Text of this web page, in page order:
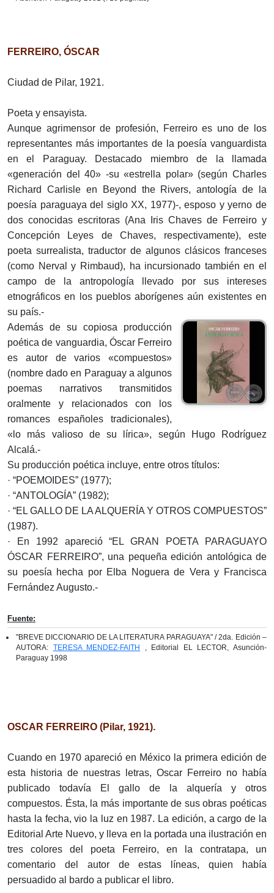
FERREIRO, ÓSCAR
Ciudad de Pilar, 1921.
Poeta y ensayista.
Aunque agrimensor de profesión, Ferreiro es uno de los
representantes más importantes de la poesía vanguardista
en el Paraguay. Destacado miembro de la llamada
«generación del 40» -su «estrella polar» (según Charles
Richard Carlisle en Beyond the Rivers, antología de la
poesía paraguaya del siglo XX, 1977)-, esposo y yerno de
dos conocidas escritoras (Ana Iris Chaves de Ferreiro y
Concepción Leyes de Chaves, respectivamente), este
poeta surrealista, traductor de algunos clásicos franceses
(como Nerval y Rimbaud), ha incursionado también en el
campo de la antropología llevado por sus intereses
etnográficos en los pueblos aborígenes aún existentes en
su país.-
Además de su copiosa producción
poética de vanguardia, Óscar Ferreiro
es autor de varios «compuestos»
(nombre dado en Paraguay a algunos
poemas narrativos transmitidos
oralmente y relacionados con los
romances españoles tradicionales),
«lo más valioso de su lírica», según Hugo Rodríguez
Alcalá.-
Su producción poética incluye, entre otros títulos:
· “POEMOIDES” (1977);
· “ANTOLOGÍA” (1982);
· “EL GALLO DE LA ALQUERÍA Y OTROS COMPUESTOS”
(1987).
· En 1992 apareció “EL GRAN POETA PARAGUAYO
ÓSCAR FERREIRO”, una pequeña edición antológica de
su poesía hecha por Elba Noguera de Vera y Francisca
Fernández Augusto.-
Fuente:
"BREVE DICCIONARIO DE LA LITERATURA PARAGUAYA" / 2da. Edición –
AUTORA: TERESA MENDEZ-FAITH
, Editorial EL LECTOR, Asunción-
Paraguay 1998
OSCAR FERREIRO (Pilar, 1921).
Cuando en 1970 apareció en México la primera edición de
esta historia de nuestras letras, Oscar Ferreiro no había
publicado todavía El gallo de la alquería y otros
compuestos. Ésta, la más importante de sus obras poéticas
hasta la fecha, vio la luz en 1987. La edición, a cargo de la
Editorial Arte Nuevo, y lleva en la portada una ilustración en
tres colores del poeta Ferreiro, en la contratapa, un
comentario del autor de estas líneas, quien había
persuadido al bardo a publicar el libro.